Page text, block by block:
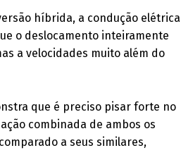
híbrida, a condução elétrica
o deslocamento inteiramente
a velocidades muito além do
que é preciso pisar forte no
combinada de ambos os
a seus similares,